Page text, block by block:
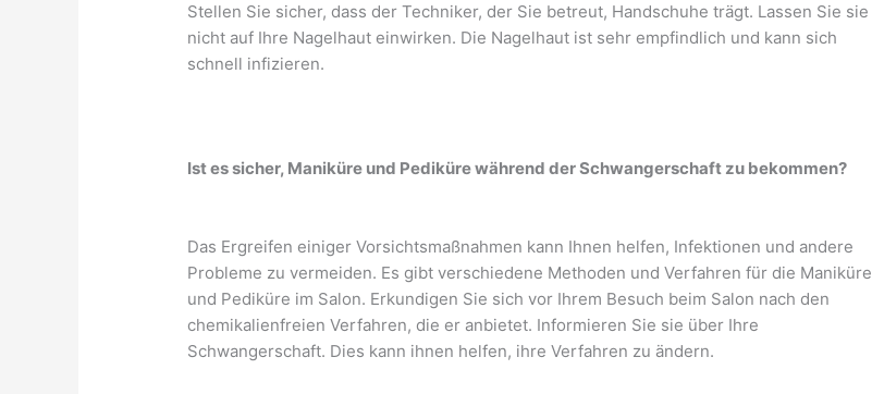
Stellen Sie sicher, dass der Techniker, der Sie betreut, Handschuhe trägt. Lassen Sie sie
nicht auf Ihre Nagelhaut einwirken. Die Nagelhaut ist sehr empfindlich und kann sich
schnell infizieren.
Ist es sicher, Maniküre und Pediküre während der Schwangerschaft zu bekommen?
Das Ergreifen einiger Vorsichtsmaßnahmen kann Ihnen helfen, Infektionen und andere
Probleme zu vermeiden. Es gibt verschiedene Methoden und Verfahren für die Maniküre
und Pediküre im Salon. Erkundigen Sie sich vor Ihrem Besuch beim Salon nach den
chemikalienfreien Verfahren, die er anbietet. Informieren Sie sie über Ihre
Schwangerschaft. Dies kann ihnen helfen, ihre Verfahren zu ändern.